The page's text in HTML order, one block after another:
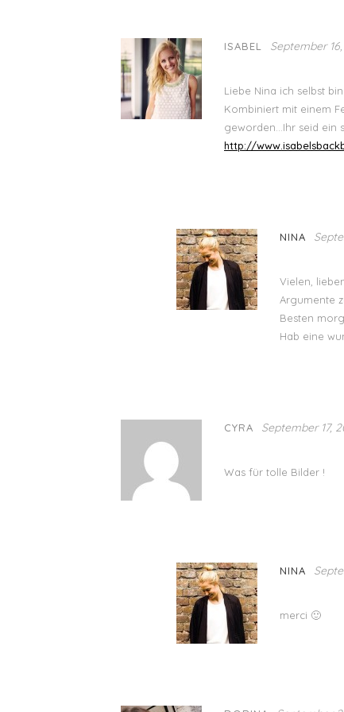
ISABEL September
Liebe Nina ich selbst
Kombiniert mit einem
geworden…Ihr seid ein
http://
NINA
Vielen,
Argumente
Besten
Hab eine
CYRA September 17,
Was für tolle Bilder !
NINA
merci 🙂